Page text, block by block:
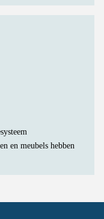
en meubels hebben